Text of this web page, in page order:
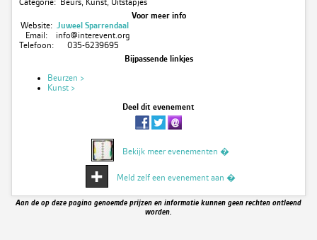
Categorie: Beurs, Kunst, Uitstapjes
Voor meer info
Website: Juweel Sparrendaal
Email:
info@interevent.org
Telefoon:
035-6239695
Bijpassende linkjes
Beurzen >
Kunst >
Deel dit evenement
Bekijk meer evenementen �
Meld zelf een evenement aan �
Aan de op deze pagina genoemde prijzen en informatie kunnen geen rechten ontleend
worden.